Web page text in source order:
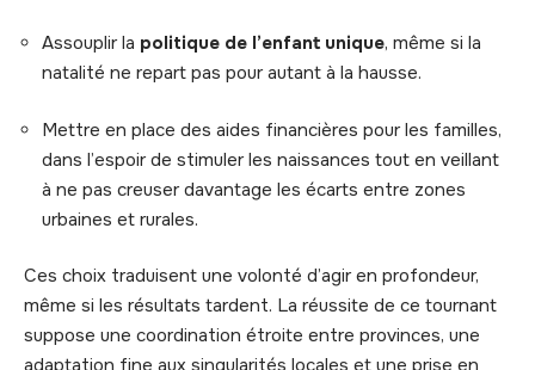
Assouplir la politique de l’enfant unique, même si la
natalité ne repart pas pour autant à la hausse.
Mettre en place des aides financières pour les familles,
dans l’espoir de stimuler les naissances tout en veillant
à ne pas creuser davantage les écarts entre zones
urbaines et rurales.
Ces choix traduisent une volonté d’agir en profondeur,
même si les résultats tardent. La réussite de ce tournant
suppose une coordination étroite entre provinces, une